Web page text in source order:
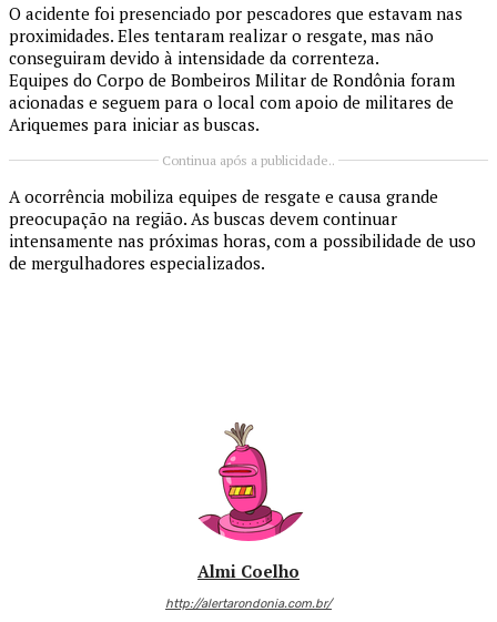
O acidente foi presenciado por pescadores que estavam nas
proximidades. Eles tentaram realizar o resgate, mas não
conseguiram devido à intensidade da correnteza.
Equipes do Corpo de Bombeiros Militar de Rondônia foram
acionadas e seguem para o local com apoio de militares de
Ariquemes para iniciar as buscas.
Continua após a publicidade..
A ocorrência mobiliza equipes de resgate e causa grande
preocupação na região. As buscas devem continuar
intensamente nas próximas horas, com a possibilidade de uso
de mergulhadores especializados.
Almi Coelho
http://alertarondonia.com.br/